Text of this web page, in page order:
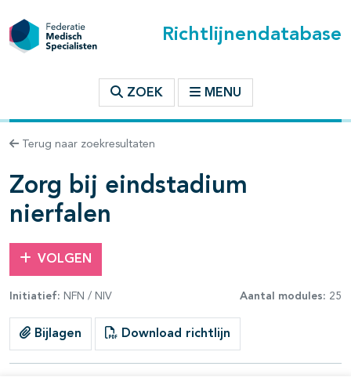
Richtlijnendatabase
ZOEK MENU
Terug naar zoekresultaten
Zorg bij eindstadium
nierfalen
VOLGEN
Initiatief: NFN / NIV Aantal modules: 25
Bijlagen Download richtlijn
binnen deze richtlijn
open- en dichtklappen